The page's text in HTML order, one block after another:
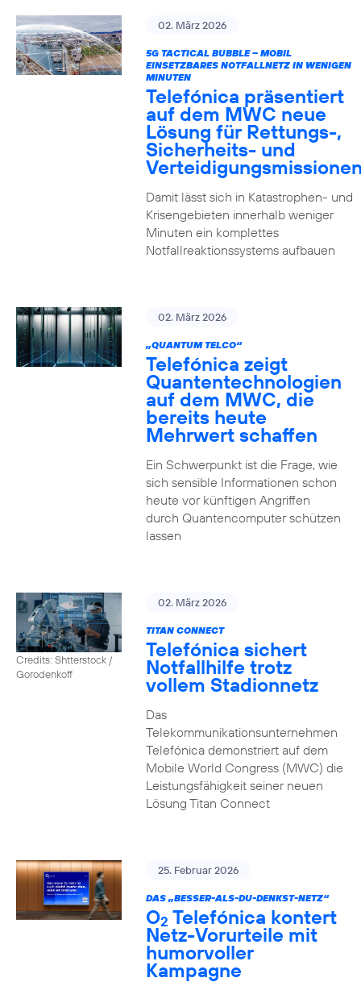
02. März 2026
5G TACTICAL BUBBLE – MOBIL
EINSETZBARES NOTFALLNETZ IN WENIGEN
MINUTEN
Telefónica präsentiert
auf dem MWC neue
Lösung für Rettungs-,
Sicherheits- und
Damit lässt sich in Katastrophen- und
Krisengebieten innerhalb weniger
Minuten ein komplettes
Notfallreaktionssystems aufbauen
02. März 2026
„QUANTUM TELCO“
Telefónica zeigt
Quanten­technologien
auf dem MWC, die
bereits heute
Mehrwert schaffen
Ein Schwerpunkt ist die Frage, wie
sich sensible Informationen schon
heute vor künftigen Angriffen
durch Quantencomputer schützen
lassen
Credits: Shtterstock /
Gorodenkoff
02. März 2026
TITAN CONNECT
Telefónica sichert
Notfallhilfe trotz
vollem Stadionnetz
Das
Telekommunikationsunternehmen
Telefónica demonstriert auf dem
Mobile World Congress (MWC) die
Leistungsfähigkeit seiner neuen
Lösung Titan Connect
25. Februar 2026
DAS „BESSER-ALS-DU-DENKST-NETZ“
O2 Telefónica kontert
Netz-Vorurteile mit
humorvoller
Kampagne